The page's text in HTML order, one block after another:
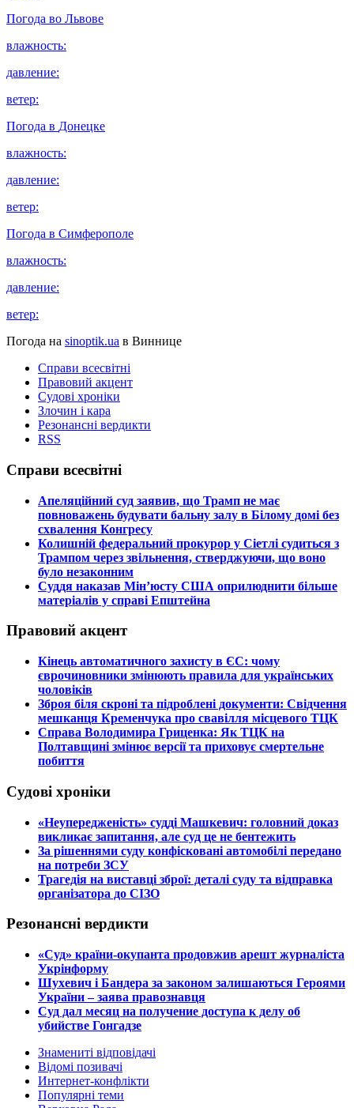
Погода во Львове
влажность:
давление:
ветер:
Погода в Донецке
влажность:
давление:
ветер:
Погода в Симферополе
влажность:
давление:
ветер:
Погода на sinoptik.ua в Виннице
Справи всесвітні
Правовий акцент
Судові хроніки
Злочин і кара
Резонансні вердикти
RSS
Справи всесвітні
​Апеляційний суд заявив, що Трамп не має
повноважень будувати бальну залу в Білому домі без
схвалення Конгресу
​Колишній федеральний прокурор у Сіетлі судиться з
Трампом через звільнення, стверджуючи, що воно
було незаконним
​Суддя наказав Мін’юсту США оприлюднити більше
матеріалів у справі Епштейна
Правовий акцент
​Кінець автоматичного захисту в ЄС: чому
єврочиновники змінюють правила для українських
чоловіків
​Зброя біля скроні та підроблені документи: Свідчення
мешканця Кременчука про свавілля місцевого ТЦК
​Справа Володимира Гриценка: Як ТЦК на
Полтавщині змінює версії та приховує смертельне
побиття
Судові хроніки
​«Неупередженість» судді Машкевич: головний доказ
викликає запитання, але суд це не бентежить
​За рішеннями суду конфісковані автомобілі передано
на потреби ЗСУ
​Трагедія на виставці зброї: деталі суду та відправка
організатора до СІЗО
Резонансні вердикти
​«Суд» країни-окупанта продовжив арешт журналіста
Укрінформу
Шухевич і Бандера за законом залишаються Героями
України – заява правознавця
Суд дал месяц на получение доступа к делу об
убийстве Гонгадзе
Знамениті відповідачі
Відомі позивачі
Интернет-конфлікти
Популярні теми